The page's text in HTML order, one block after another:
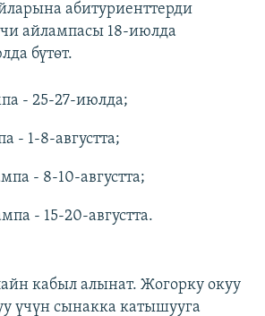
абитуриенттерди
айлампасы 18-июлда
бүтөт.
- 25-27-июлда;
- 1-8-августта;
- 8-10-августта;
- 15-20-августта.
кабыл алынат. Жогорку окуу
үчүн сынакка катышууга